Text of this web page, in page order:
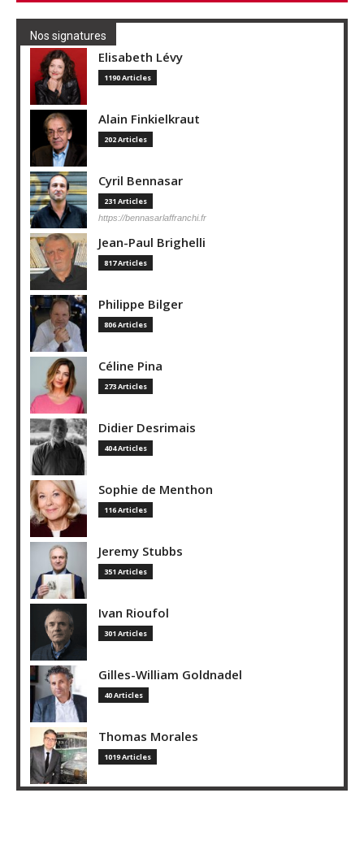
Nos signatures
Elisabeth Lévy
1190 Articles
Alain Finkielkraut
202 Articles
Cyril Bennasar
231 Articles
https://bennasarlaffranchi.fr
Jean-Paul Brighelli
817 Articles
Philippe Bilger
806 Articles
Céline Pina
273 Articles
Didier Desrimais
404 Articles
Sophie de Menthon
116 Articles
Jeremy Stubbs
351 Articles
Ivan Rioufol
301 Articles
Gilles-William Goldnadel
40 Articles
Thomas Morales
1019 Articles